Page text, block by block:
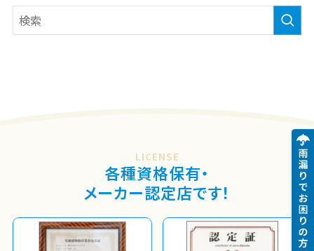
LICENSE
各種資格保有・
メーカー認定店です！